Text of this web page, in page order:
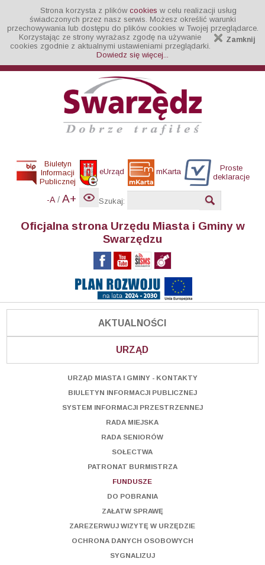
Strona korzysta z plików cookies w celu realizacji usług
świadczonych przez nasz serwis. Możesz określić warunki
przechowywania lub dostępu do plików cookies w Twojej przeglądarce.
Zamknij
Korzystając ze strony wyrażasz zgodę na używanie
cookies zgodnie z aktualnymi ustawieniami przeglądarki.
Dowiedz się więcej...
Biuletyn
Informacji
Publicznej
eUrząd mKarta
Proste
deklaracje
-A / A+ Szukaj:
Oficjalna strona Urzędu Miasta i Gminy w
Swarzędzu
AKTUALNOŚCI
URZĄD
URZĄD MIASTA I GMINY - KONTAKTY
BIULETYN INFORMACJI PUBLICZNEJ
SYSTEM INFORMACJI PRZESTRZENNEJ
RADA MIEJSKA
RADA SENIORÓW
SOŁECTWA
PATRONAT BURMISTRZA
FUNDUSZE
DO POBRANIA
ZAŁATW SPRAWĘ
ZAREZERWUJ WIZYTĘ W URZĘDZIE
OCHRONA DANYCH OSOBOWYCH
SYGNALIZUJ